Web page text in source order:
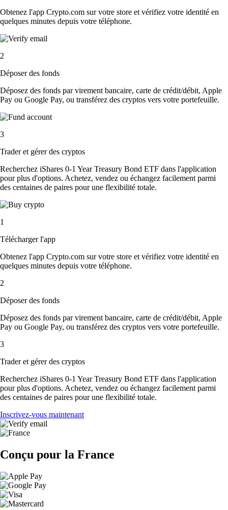
Obtenez l'app Crypto.com sur votre store et vérifiez votre identité en
quelques minutes depuis votre téléphone.
2
Déposer des fonds
Déposez des fonds par virement bancaire, carte de crédit/débit, Apple
Pay ou Google Pay, ou transférez des cryptos vers votre portefeuille.
3
Trader et gérer des cryptos
Recherchez iShares 0-1 Year Treasury Bond ETF dans l'application
pour plus d'options. Achetez, vendez ou échangez facilement parmi
des centaines de paires pour une flexibilité totale.
1
Télécharger l'app
Obtenez l'app Crypto.com sur votre store et vérifiez votre identité en
quelques minutes depuis votre téléphone.
2
Déposer des fonds
Déposez des fonds par virement bancaire, carte de crédit/débit, Apple
Pay ou Google Pay, ou transférez des cryptos vers votre portefeuille.
3
Trader et gérer des cryptos
Recherchez iShares 0-1 Year Treasury Bond ETF dans l'application
pour plus d'options. Achetez, vendez ou échangez facilement parmi
des centaines de paires pour une flexibilité totale.
Inscrivez-vous maintenant
Conçu pour la France